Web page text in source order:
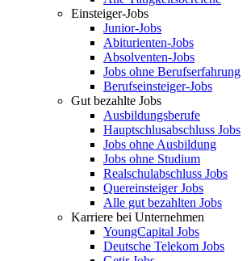
Einsteiger-Jobs
Junior-Jobs
Abiturienten-Jobs
Absolventen-Jobs
Jobs ohne Berufserfahrung
Berufseinsteiger-Jobs
Gut bezahlte Jobs
Ausbildungsberufe
Hauptschlusabschluss Jobs
Jobs ohne Ausbildung
Jobs ohne Studium
Realschulabschluss Jobs
Quereinsteiger Jobs
Alle gut bezahlten Jobs
Karriere bei Unternehmen
YoungCapital Jobs
Deutsche Telekom Jobs